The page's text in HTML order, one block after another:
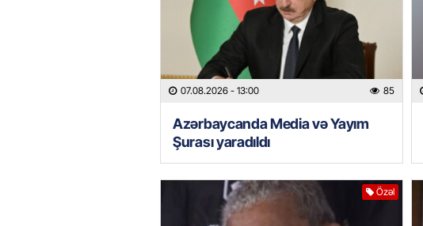
07.08.2026 - 13:00 85
Azərbaycanda Media və Yayım
Şurası yaradıldı
Özəl